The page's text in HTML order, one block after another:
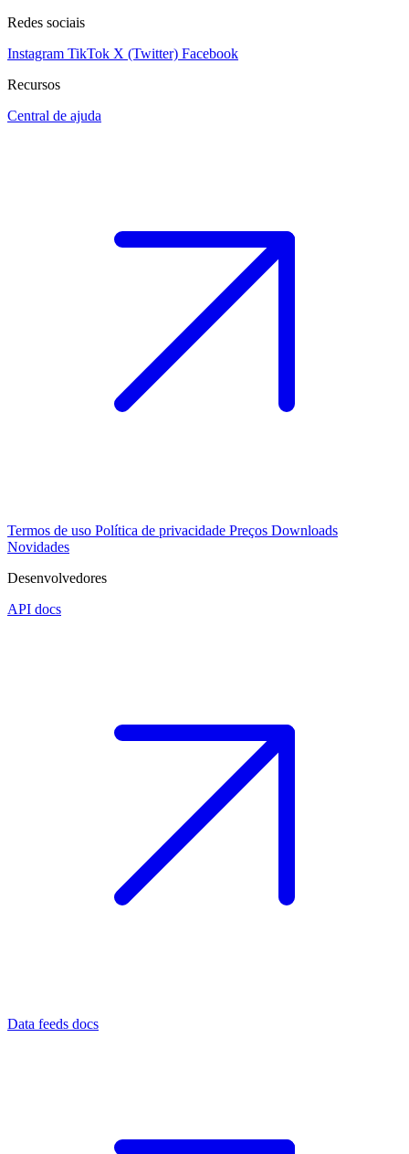
Redes sociais
Instagram TikTok X (Twitter) Facebook
Recursos
Central de ajuda
Termos de uso Política de privacidade Preços Downloads
Novidades
Desenvolvedores
API docs
Data feeds docs